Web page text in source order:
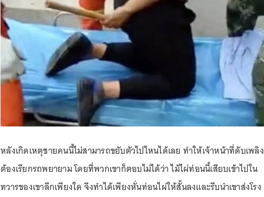
หลังเกิดเหตุชายคนนี้ไม่สามารถขยับตัวไปไหนได้เลย ทำให้เจ้าหน้าที่ดับเพลิง
ต้องเรียกรถพยายาม โดยที่พวกเขาก็ตอบไม่ได้ว่า ไม้ไผ่ท่อนนี้เสียบเข้าไปใน
ทวารของเขาลึกเพียงใด จึงทำได้เพียงหั่นท่อนไผ่ให้สั้นลงและรีบนำเขาส่งโรง